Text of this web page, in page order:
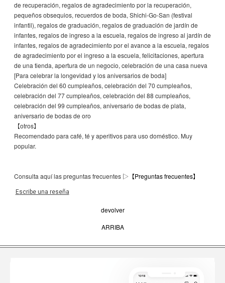
de recuperación, regalos de agradecimiento por la recuperación,
pequeños obsequios, recuerdos de boda, Shichi-Go-San (festival
infantil), regalos de graduación, regalos de graduación de jardín de
infantes, regalos de ingreso a la escuela, regalos de ingreso al jardín de
infantes, regalos de agradecimiento por el avance a la escuela, regalos
de agradecimiento por el ingreso a la escuela, felicitaciones, apertura
de una tienda, apertura de un negocio, celebración de una casa nueva
[Para celebrar la longevidad y los aniversarios de boda]
Celebración del 60 cumpleaños, celebración del 70 cumpleaños,
celebración del 77 cumpleaños, celebración del 88 cumpleaños,
celebración del 99 cumpleaños, aniversario de bodas de plata,
aniversario de bodas de oro
【otros】
Recomendado para café, té y aperitivos para uso doméstico. Muy
popular.
Consulta aquí las preguntas frecuentes ▷ 【Preguntas frecuentes】
Escribe una reseña
devolver
ARRIBA